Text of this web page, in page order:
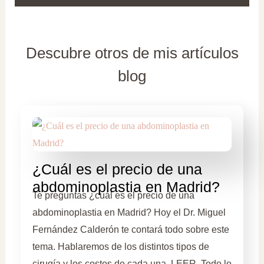
Descubre otros de mis artículos
blog
¿Cuál es el precio de una
abdominoplastia en Madrid?
Te preguntas ¿cuál es el precio de una
abdominoplastia en Madrid? Hoy el Dr. Miguel
Fernández Calderón te contará todo sobre este
tema. Hablaremos de los distintos tipos de